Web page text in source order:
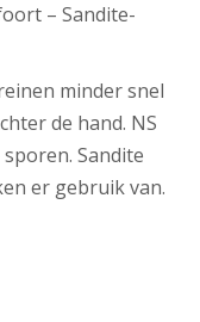
– Sandite-
minder snel
de hand. NS
Sandite
er gebruik van.